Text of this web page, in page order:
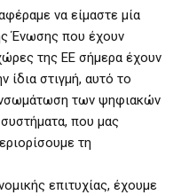
να είμαστε μία
Ένωσης που έχουν
της ΕΕ σήμερα έχουν
ίδια στιγμή, αυτό το
των ψηφιακών
που μας
τη
επιτυχίας, έχουμε